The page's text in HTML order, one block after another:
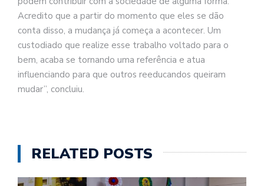
Acredito que a partir do momento que eles se dão
conta disso, a mudança já começa a acontecer. Um
custodiado que realize esse trabalho voltado para o
bem, acaba se tornando uma referência e atua
influenciando para que outros reeducandos queiram
mudar”, concluiu.
RELATED POSTS